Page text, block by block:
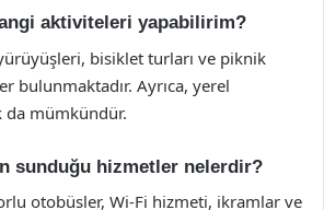
aktiviteleri yapabilirim?
bisiklet turları ve piknik
bulunmaktadır. Ayrıca, yerel
da mümkündür.
sunduğu hizmetler nelerdir?
otobüsler, Wi-Fi hizmeti, ikramlar ve